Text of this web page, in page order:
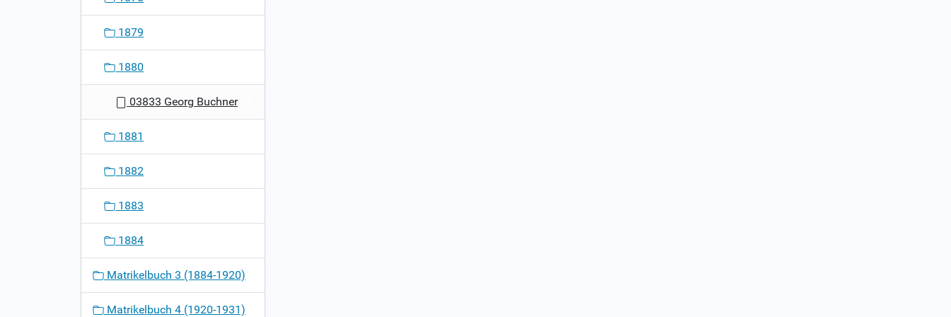
1879
1880
03833 Georg Buchner
1881
1882
1883
1884
Matrikelbuch 3 (1884-1920)
Matrikelbuch 4 (1920-1931)